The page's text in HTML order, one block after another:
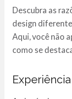
Descubra as
design
Aqui, você não
como se